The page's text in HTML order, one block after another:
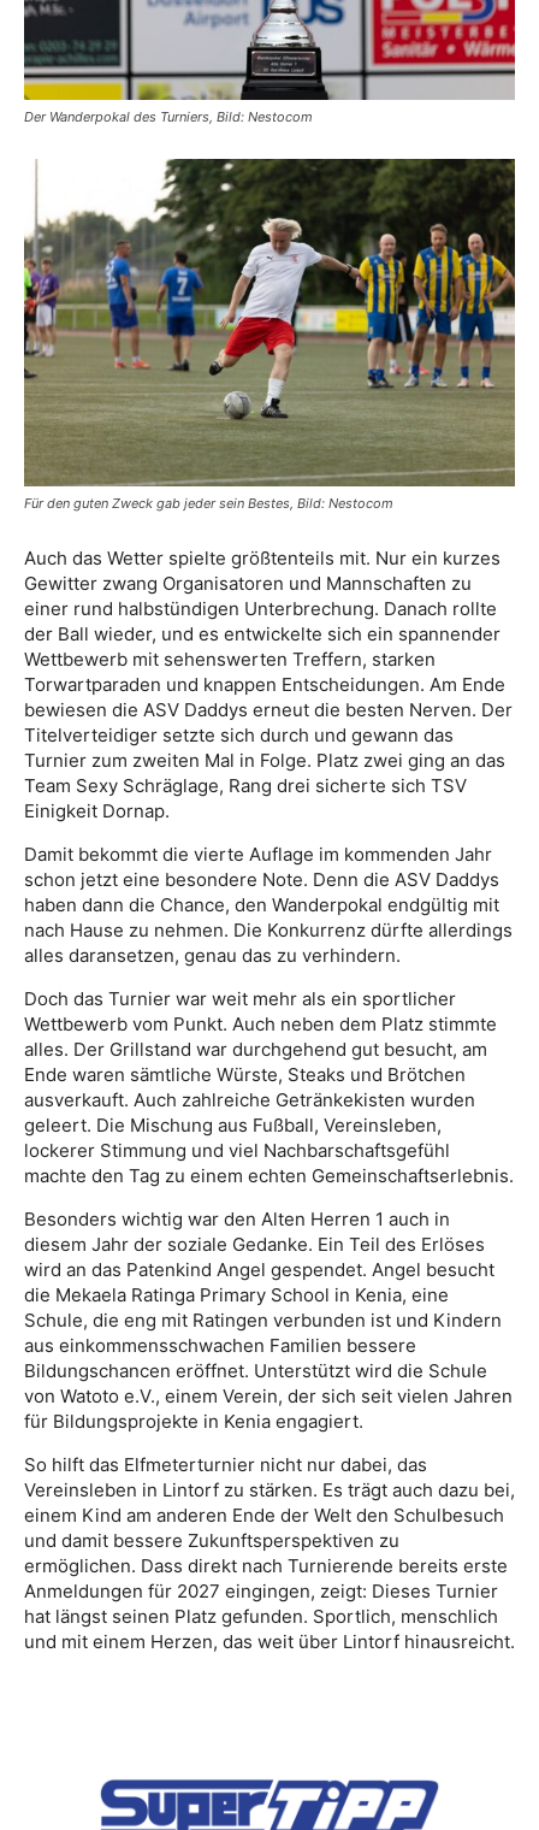
Der Wanderpokal des Turniers, Bild: Nestocom
Für den guten Zweck gab jeder sein Bestes, Bild: Nestocom
Auch das Wetter spielte größtenteils mit. Nur ein kurzes
Gewitter zwang Organisatoren und Mannschaften zu
einer rund halbstündigen Unterbrechung. Danach rollte
der Ball wieder, und es entwickelte sich ein spannender
Wettbewerb mit sehenswerten Treffern, starken
Torwartparaden und knappen Entscheidungen. Am Ende
bewiesen die ASV Daddys erneut die besten Nerven. Der
Titelverteidiger setzte sich durch und gewann das
Turnier zum zweiten Mal in Folge. Platz zwei ging an das
Team Sexy Schräglage, Rang drei sicherte sich TSV
Einigkeit Dornap.
Damit bekommt die vierte Auflage im kommenden Jahr
schon jetzt eine besondere Note. Denn die ASV Daddys
haben dann die Chance, den Wanderpokal endgültig mit
nach Hause zu nehmen. Die Konkurrenz dürfte allerdings
alles daransetzen, genau das zu verhindern.
Doch das Turnier war weit mehr als ein sportlicher
Wettbewerb vom Punkt. Auch neben dem Platz stimmte
alles. Der Grillstand war durchgehend gut besucht, am
Ende waren sämtliche Würste, Steaks und Brötchen
ausverkauft. Auch zahlreiche Getränkekisten wurden
geleert. Die Mischung aus Fußball, Vereinsleben,
lockerer Stimmung und viel Nachbarschaftsgefühl
machte den Tag zu einem echten Gemeinschaftserlebnis.
Besonders wichtig war den Alten Herren 1 auch in
diesem Jahr der soziale Gedanke. Ein Teil des Erlöses
wird an das Patenkind Angel gespendet. Angel besucht
die Mekaela Ratinga Primary School in Kenia, eine
Schule, die eng mit Ratingen verbunden ist und Kindern
aus einkommensschwachen Familien bessere
Bildungschancen eröffnet. Unterstützt wird die Schule
von Watoto e.V., einem Verein, der sich seit vielen Jahren
für Bildungsprojekte in Kenia engagiert.
So hilft das Elfmeterturnier nicht nur dabei, das
Vereinsleben in Lintorf zu stärken. Es trägt auch dazu bei,
einem Kind am anderen Ende der Welt den Schulbesuch
und damit bessere Zukunftsperspektiven zu
ermöglichen. Dass direkt nach Turnierende bereits erste
Anmeldungen für 2027 eingingen, zeigt: Dieses Turnier
hat längst seinen Platz gefunden. Sportlich, menschlich
und mit einem Herzen, das weit über Lintorf hinausreicht.